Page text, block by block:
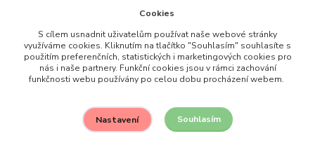
2007-2023
Cookies
S cílem usnadnit uživatelům používat naše webové stránky
využíváme cookies. Kliknutím na tlačítko "Souhlasím" souhlasíte s
použitím preferenčních, statistických i marketingových cookies pro
nás i naše partnery. Funkční cookies jsou v rámci zachování
funkčnosti webu používány po celou dobu procházení webem.
Nastavení Souhlasím